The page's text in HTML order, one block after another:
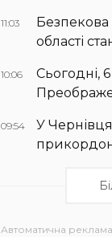
11:03
Безпекова
області
10:06
Сьогодні,
09:54
У
Автоматична реклама